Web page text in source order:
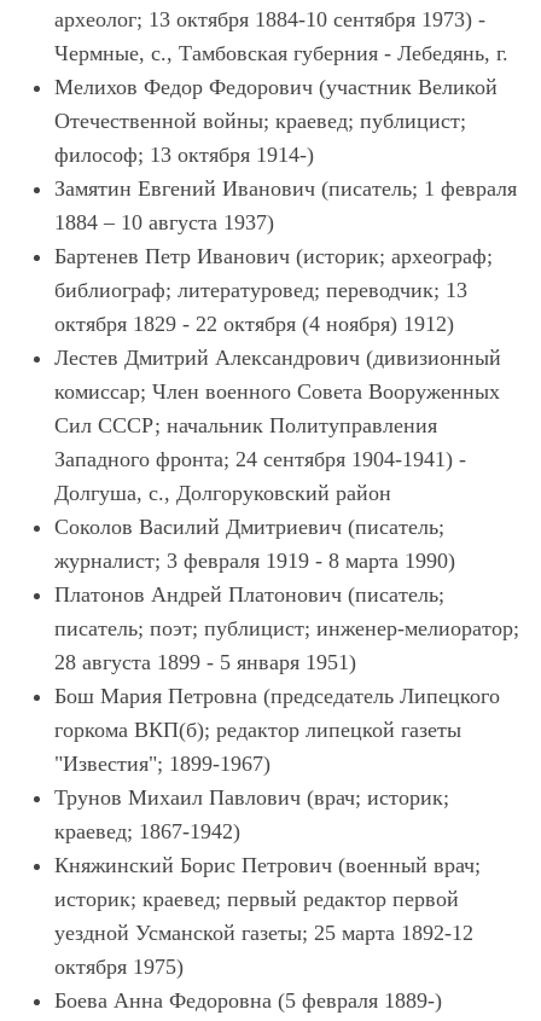
археолог; 13 октября 1884-10 сентября 1973) -
Чермные, с., Тамбовская губерния - Лебедянь, г.
Мелихов Федор Федорович (участник Великой
Отечественной войны; краевед; публицист;
философ; 13 октября 1914-)
Замятин Евгений Иванович (писатель; 1 февраля
1884 – 10 августа 1937)
Бартенев Петр Иванович (историк; археограф;
библиограф; литературовед; переводчик; 13
октября 1829 - 22 октября (4 ноября) 1912)
Лестев Дмитрий Александрович (дивизионный
комиссар; Член военного Совета Вооруженных
Сил СССР; начальник Политуправления
Западного фронта; 24 сентября 1904-1941) -
Долгуша, с., Долгоруковский район
Соколов Василий Дмитриевич (писатель;
журналист; 3 февраля 1919 - 8 марта 1990)
Платонов Андрей Платонович (писатель;
писатель; поэт; публицист; инженер-мелиоратор;
28 августа 1899 - 5 января 1951)
Бош Мария Петровна (председатель Липецкого
горкома ВКП(б); редактор липецкой газеты
"Известия"; 1899-1967)
Трунов Михаил Павлович (врач; историк;
краевед; 1867-1942)
Княжинский Борис Петрович (военный врач;
историк; краевед; первый редактор первой
уездной Усманской газеты; 25 марта 1892-12
октября 1975)
Боева Анна Федоровна (5 февраля 1889-)